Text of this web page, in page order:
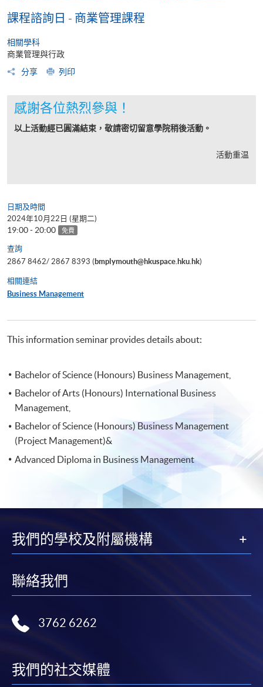
課程諮詢日 - 商業管理課程
相關學科
商業管理與行政
分享
列印
感謝各位熱烈參與！
以上活動經已圓滿結束，敬請密切留意學院稍後活動。
活動重温
日期及時間
2024年10月22日 (星期二)
19:00 - 20:00 免費
查詢
2867 8462/ 2867 8393 (bmplymouth@hkuspace.hku.hk)
相關連結
Business Management
This information seminar provides details about:
Bachelor of Science (Honours) Business Management,
Bachelor of Arts (Honours) International Business
Management,
Bachelor of Science (Honours) Business Management
(Project Management)&
Advanced Diploma in Business Management
我們的學校及附屬機構
聯絡我們
3762 6262
我們的社交媒體